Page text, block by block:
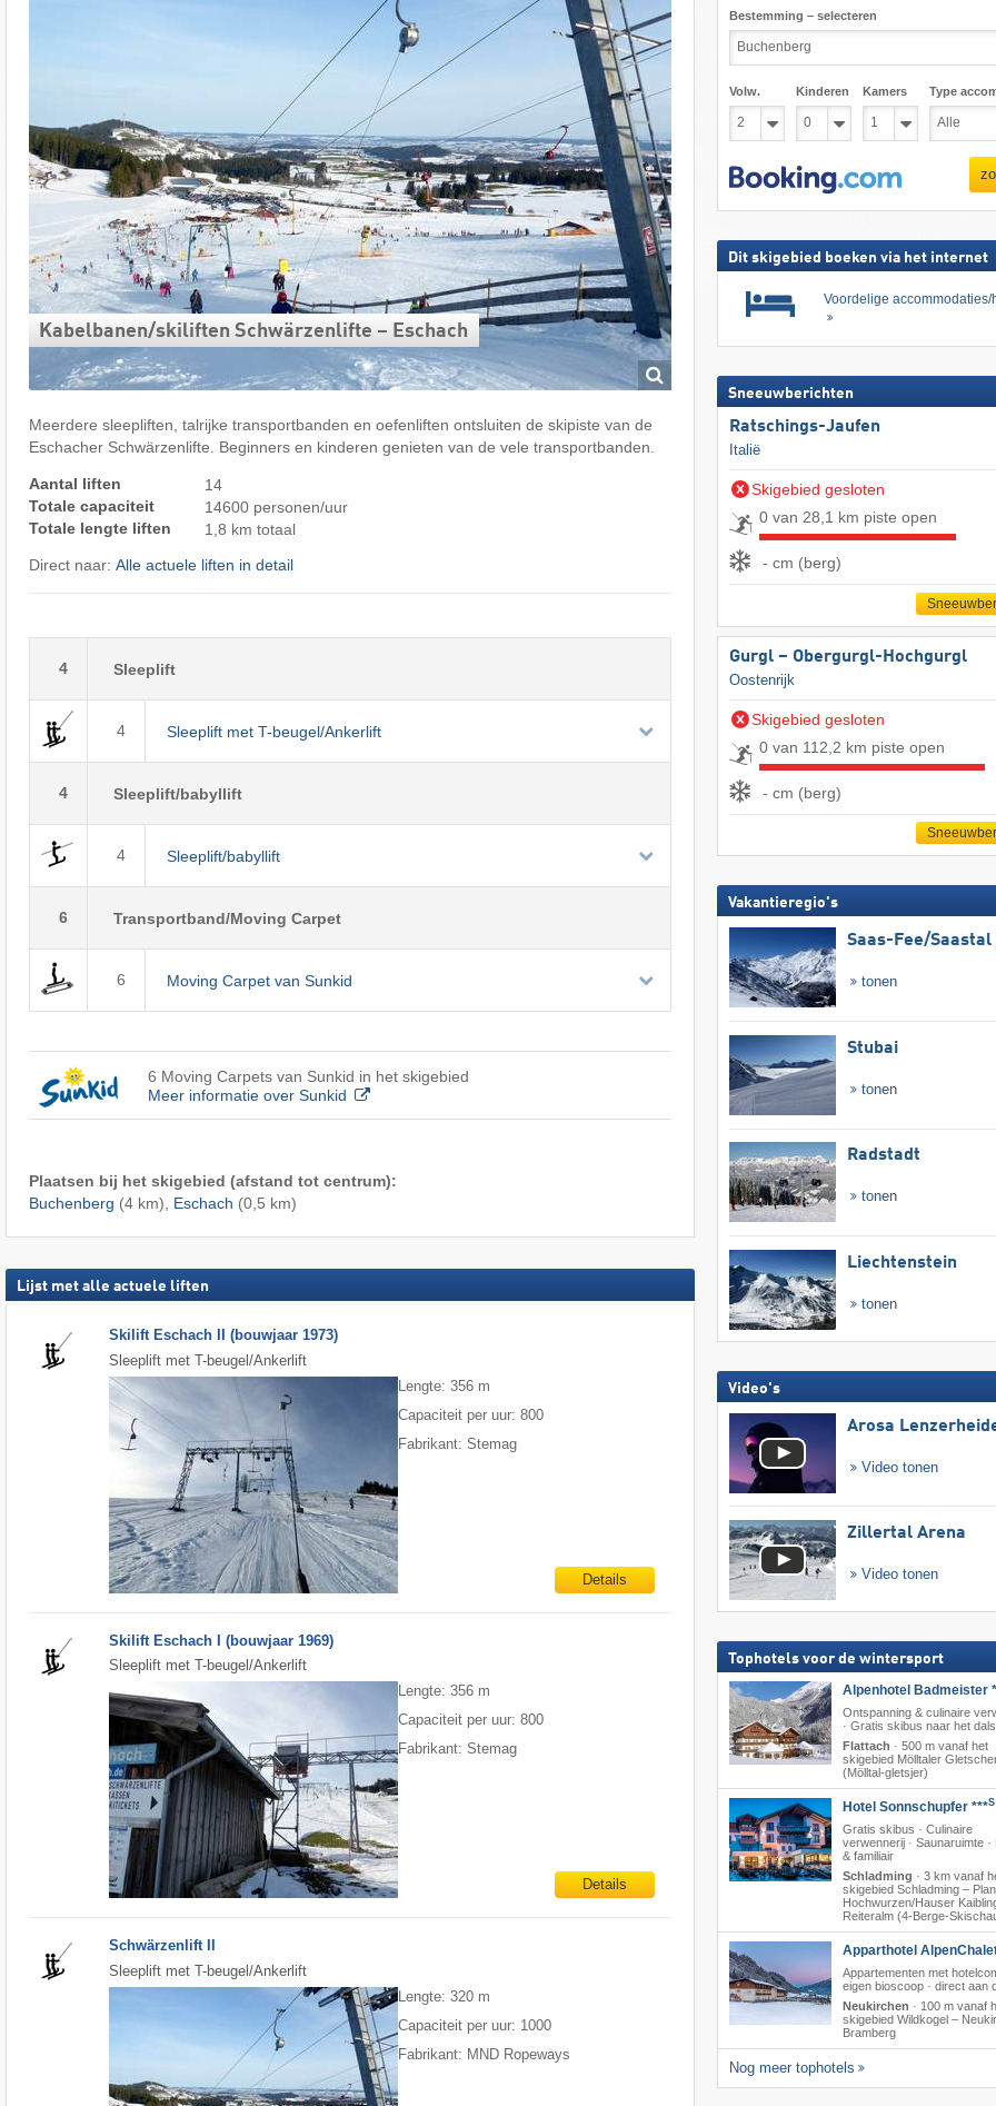
Kabelbanen/​skiliften Schwärzenlifte – Eschach
Meerdere sleepliften, talrijke transportbanden en oefenliften ontsluiten de skipiste van de
Eschacher Schwärzenlifte. Beginners en kinderen genieten van de vele transportbanden.
Aantal liften
14
Totale capaciteit
14600 personen/uur
Totale lengte liften
1,8 km totaal
Direct naar: Alle actuele liften in detail
4 Sleeplift
4 Sleeplift met T-beugel/Ankerlift
4 Sleeplift/babyllift
4 Sleeplift/babyllift
6 Transportband/Moving Carpet
6 Moving Carpet van Sunkid
6 Moving Carpets van Sunkid in het skigebied
Meer informatie over Sunkid
Plaatsen bij het skigebied (afstand tot centrum):
Buchenberg (4 km), Eschach (0,5 km)
Lijst met alle actuele liften
Skilift Eschach II (bouwjaar 1973)
Sleeplift met T-beugel/Ankerlift
Lengte: 356 m
Capaciteit per uur: 800
Fabrikant: Stemag
Details
Skilift Eschach I (bouwjaar 1969)
Sleeplift met T-beugel/Ankerlift
Lengte: 356 m
Capaciteit per uur: 800
Fabrikant: Stemag
Details
Schwärzenlift II
Sleeplift met T-beugel/Ankerlift
Lengte: 320 m
Capaciteit per uur: 1000
Fabrikant: MND Ropeways
Bestemming – selecteren
Volw. Kinderen Kamers Type
Dit skigebied boeken via het internet
Voordelige accommodaties/
Sneeuwberichten
Ratschings-Jaufen
Italië
Skigebied gesloten
0 van 28,1 km piste open
- cm (berg)
Gurgl – Obergurgl-Hochgurgl
Oostenrijk
Skigebied gesloten
0 van 112,2 km piste open
- cm (berg)
Vakantieregio's
Saas-Fee/​Saastal
tonen
Stubai
tonen
Radstadt
tonen
Liechtenstein
tonen
Video's
Arosa
Video tonen
Zillertal Arena
Video tonen
Tophotels voor de wintersport
Alpenhotel Badmeister
Ontspanning & culinaire
· Gratis skibus naar het
Flattach · 500 m vanaf het
skigebied Mölltaler
(Mölltal-gletsjer)
Hotel Sonnschupfer ***S
Gratis skibus · Culinaire
verwennerij · Saunaruimte ·
& familiair
Schladming · 3 km vanaf
skigebied Schladming –
Hochwurzen/​Hauser
Reiteralm (4-Berge-
Apparthotel
Appartementen met
eigen bioscoop · direct aan
Neukirchen · 100 m vanaf
skigebied Wildkogel –
Bramberg
Nog meer tophotels